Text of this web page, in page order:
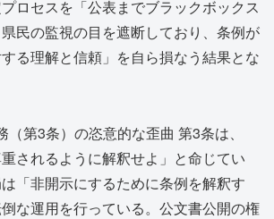
ロセスを「公表までブラックボックス
民の監視の目を遮断しており、条例が
る理解と信頼」を自ら損なう結果とな
3条）の恣意的な歪曲 第3条は、
重されるように解釈せよ」と命じてい
「非開示にするために条例を解釈す
な運用を行っている。公文書公開の権